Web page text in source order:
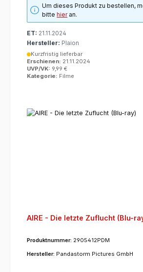
Um dieses Produkt zu bestellen,
bittehieran.
ET: 21.11.2024
Hersteller: Plaion
Kurzfristig lieferbar
Erschienen: 21.11.2024
UVP/VK: 9,99 €
Kategorie: Filme
AIRE - Die letzte Zuflucht (Blu-
Produktnummer: 2905412PDM
Hersteller: Pandastorm Pictures GmbH